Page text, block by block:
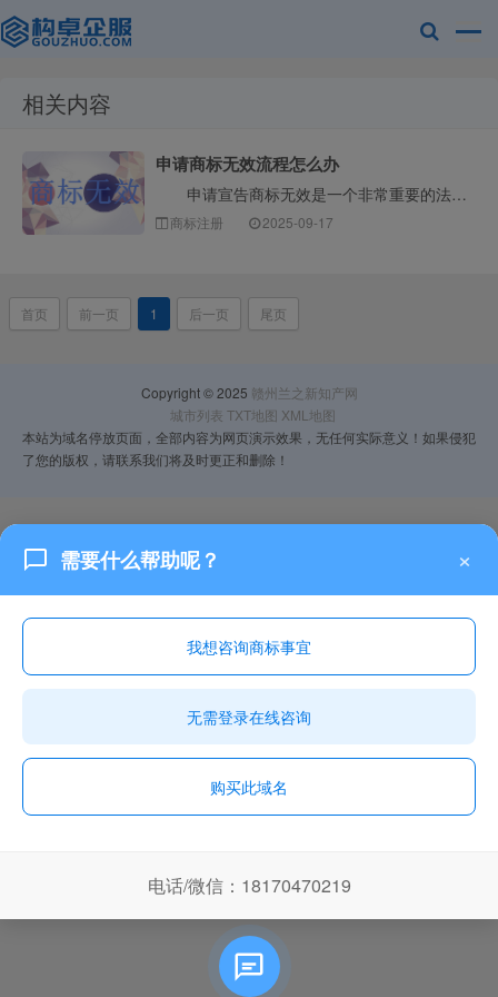
相关内容
申请商标无效流程怎么办
申请宣告商标无效是一个非常重要的法律程序，通常用于撤销一个您认为已经注册但不符合商标法规定的商标。整个流程可以概括为以下几个核心阶段，构卓企服为您···
商标注册 2025-09-17
首页 前一页 1 后一页 尾页
Copyright © 2025 赣州兰之新知产网
城市列表 TXT地图 XML地图
本站为域名停放页面，全部内容为网页演示效果，无任何实际意义！如果侵犯
了您的版权，请联系我们将及时更正和删除！
需要什么帮助呢？ ×
我想咨询商标事宜
无需登录在线咨询
购买此域名
电话/微信：18170470219